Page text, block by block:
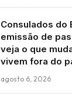
Consulados do
emissão de
veja o que
vivem fora do
agosto 6, 2026